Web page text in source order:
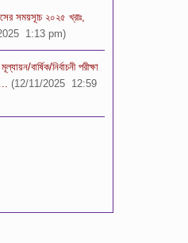
1:13 pm)
বার্ষিক/নির্বাচনী পরীক্ষা
(12/11/2025 12:59